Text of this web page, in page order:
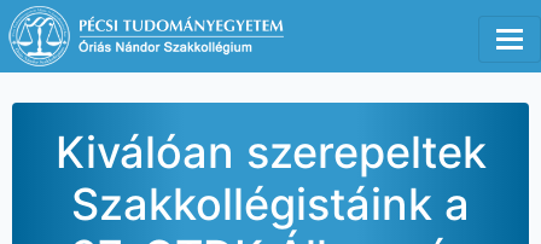
Kiválóan szerepeltek
Szakkollégistáink a